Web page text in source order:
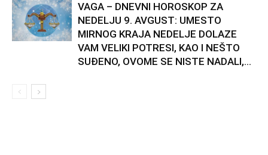
VAGA – DNEVNI HOROSKOP ZA
NEDELJU 9. AVGUST: UMESTO
MIRNOG KRAJA NEDELJE DOLAZE
VAM VELIKI POTRESI, KAO I NEŠTO
SUĐENO, OVOME SE NISTE NADALI,...